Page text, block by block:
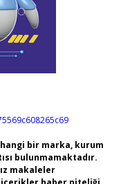
bir marka, kurum
bulunmamaktadır.
makaleler